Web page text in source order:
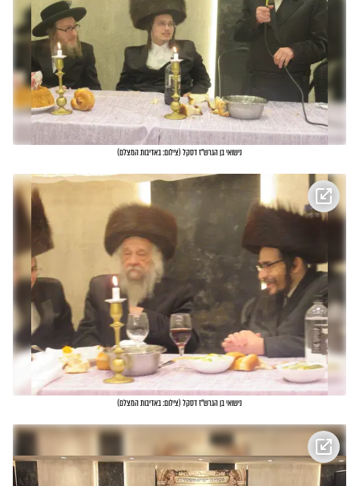
נישואי בן הגרש"ז דסקל (צילום: באדיבות המצלם)
נישואי בן הגרש"ז דסקל (צילום: באדיבות המצלם)